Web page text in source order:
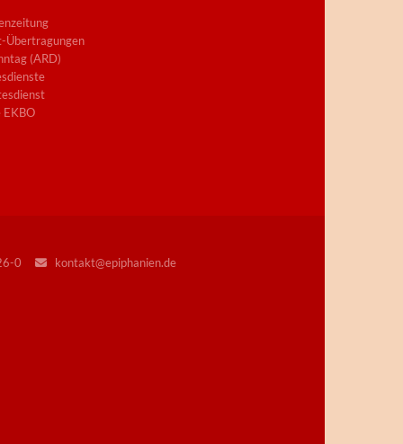
Übertragungen
(ARD)
0 kontakt@epiphanien.de